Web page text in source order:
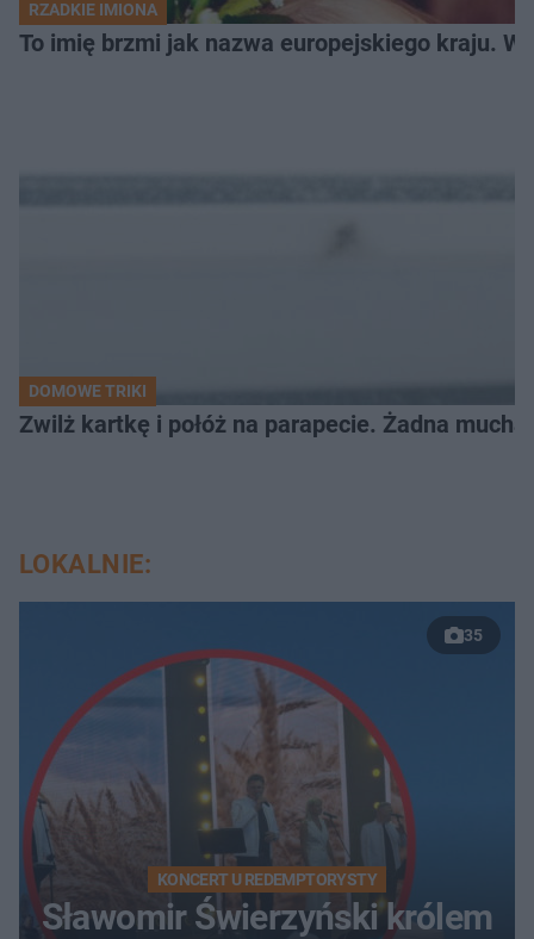
RZADKIE IMIONA
To imię brzmi jak nazwa europejskiego kraju.
DOMOWE TRIKI
Zwilż kartkę i połóż na parapecie. Żadna
LOKALNIE:
35
KONCERT U REDEMPTORYSTY
Sławomir Świerzyński królem